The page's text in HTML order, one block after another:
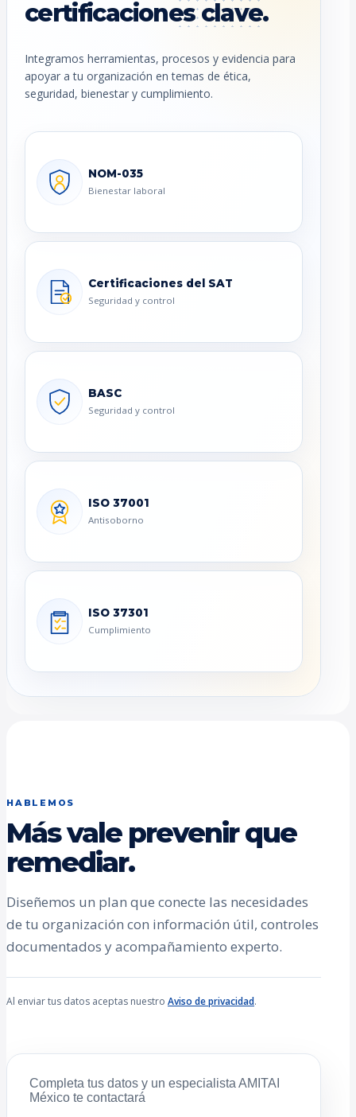
certificaciones clave.
Integramos herramientas, procesos y evidencia para
apoyar a tu organización en temas de ética,
seguridad, bienestar y cumplimiento.
NOM-035
Bienestar laboral
Certificaciones del SAT
Seguridad y control
BASC
Seguridad y control
ISO 37001
Antisoborno
ISO 37301
Cumplimiento
HABLEMOS
Más vale prevenir que
remediar.
Diseñemos un plan que conecte las necesidades
de tu organización con información útil, controles
documentados y acompañamiento experto.
Al enviar tus datos aceptas nuestro Aviso de privacidad.